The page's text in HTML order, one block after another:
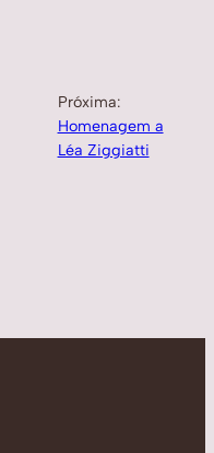
Próxima:
Homenagem a
Léa Ziggiatti